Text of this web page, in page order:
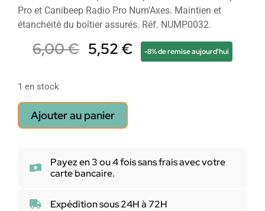
Pro et Canibeep Radio Pro Num'Axes. Maintien et
étanchéité du boîtier assurés. Réf. NUMP0032.
6,00€ 5,52€ -8% de remise aujourd'hui
1 en stock
Ajouter au panier
Payez en 3 ou 4 fois sans frais avec votre
carte bancaire.
Expédition sous 24H à 72H